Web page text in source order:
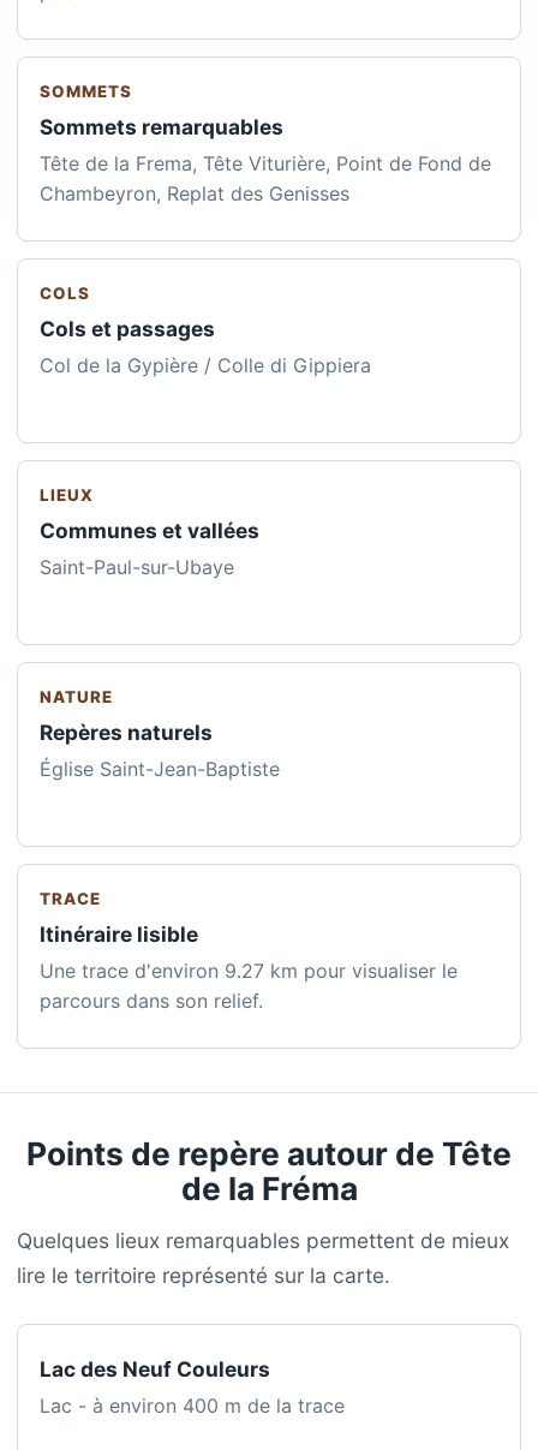
SOMMETS
Sommets remarquables
Tête de la Frema, Tête Viturière, Point de Fond de
Chambeyron, Replat des Genisses
COLS
Cols et passages
Col de la Gypière / Colle di Gippiera
LIEUX
Communes et vallées
Saint-Paul-sur-Ubaye
NATURE
Repères naturels
Église Saint-Jean-Baptiste
TRACE
Itinéraire lisible
Une trace d'environ 9.27 km pour visualiser le
parcours dans son relief.
Points de repère autour de Tête
de la Fréma
Quelques lieux remarquables permettent de mieux
lire le territoire représenté sur la carte.
Lac des Neuf Couleurs
Lac - à environ 400 m de la trace